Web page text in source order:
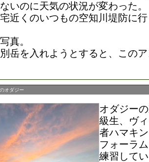
いのに天気の状況が変わった。
近くのいつもの空知川堤防に
真。
岳を入れようとすると、この
オダジー
オダジー
級生、ヴ
者ハマキ
フォーラ
練習して